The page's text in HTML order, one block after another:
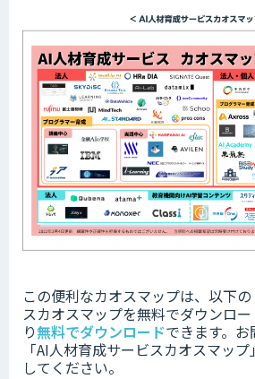
この便利なカオスマップは、以下の
スカオスマップを無料でダウンロ
り無料でダウンロードできます。
「AI人材育成サービスカオスマッ
してください。